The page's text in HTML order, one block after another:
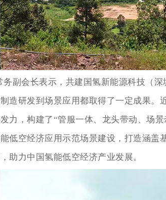
务副会长表示，共建国氢新能源科技（
造研发到场景应用都取得了一定成果。
力，构建了“管服一体、龙头带动、场
低空经济应用示范场景建设，打造涵盖
助力中国氢能低空经济产业发展。